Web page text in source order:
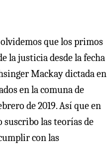
que los primos
la justicia desde la fecha
Mackay dictada en
en la comuna de
de 2019. Así que en
suscribo las teorías de
con las